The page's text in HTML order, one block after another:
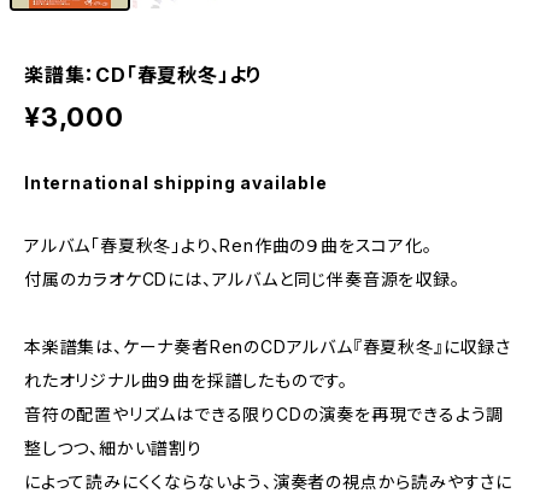
楽譜集：CD「春夏秋冬」より
¥3,000
International shipping available
アルバム「春夏秋冬」より、Ren作曲の９曲をスコア化。
付属のカラオケCDには、アルバムと同じ伴奏音源を収録。
本楽譜集は、ケーナ奏者RenのCDアルバム『春夏秋冬』に収録さ
れたオリジナル曲９曲を採譜したものです。
音符の配置やリズムはできる限りCDの演奏を再現できるよう調
整しつつ、細かい譜割り
によって読みにくくならないよう、演奏者の視点から読みやすさに